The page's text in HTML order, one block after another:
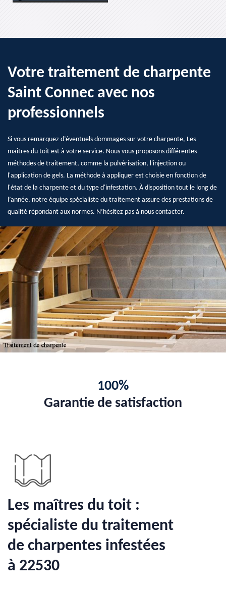
Votre traitement de charpente
Saint Connec avec nos
professionnels
Si vous remarquez d’éventuels dommages sur votre charpente, Les
maîtres du toit est à votre service. Nous vous proposons différentes
méthodes de traitement, comme la pulvérisation, l'injection ou
l'application de gels. La méthode à appliquer est choisie en fonction de
l'état de la charpente et du type d'infestation. À disposition tout le long de
l’année, notre équipe spécialiste du traitement assure des prestations de
qualité répondant aux normes. N’hésitez pas à nous contacter.
100%
Garantie de satisfaction
Les maîtres du toit :
spécialiste du traitement
de charpentes infestées
à 22530